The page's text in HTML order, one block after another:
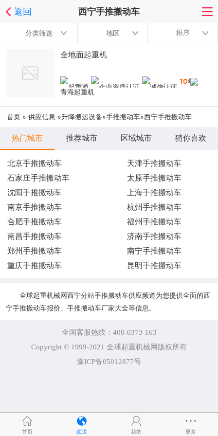
返回 西宁手推搬动车
分类筛选 地区 排序
全地面起重机
10年
青海起重机
首页 » 供应信息 »升降搬运设备»手推搬动车»西宁手推搬动车
热门城市 推荐城市 区域城市 猜你喜欢
北京手推搬动车
天津手推搬动车
石家庄手推搬动车
太原手推搬动车
沈阳手推搬动车
上海手推搬动车
南京手推搬动车
杭州手推搬动车
合肥手推搬动车
福州手推搬动车
南昌手推搬动车
济南手推搬动车
郑州手推搬动车
南宁手推搬动车
重庆手推搬动车
昆明手推搬动车
全球起重机械网西宁分站手推搬动车供应频道为您提供全面的西
宁手推搬动车报价、手推搬动车厂家大全等信息。
全国客服热线：400-0373-163
Copyright © 1999-2021 全球起重机械网版权所有
豫ICP备05012877号
首页 频道 我的 更多